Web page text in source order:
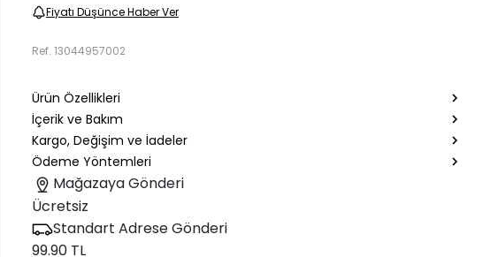
Fiyatı Düşünce Haber Ver
Ref. 13044957002
Ürün Özellikleri
İçerik ve Bakım
Kargo, Değişim ve İadeler
Ödeme Yöntemleri
Mağazaya Gönderi
Ücretsiz
Standart Adrese Gönderi
99.90 TL